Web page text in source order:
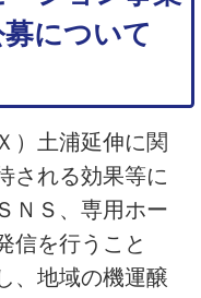
について
）土浦延伸に関
される効果等に
ＮＳ、専用ホー
信を行うこと
、地域の機運醸